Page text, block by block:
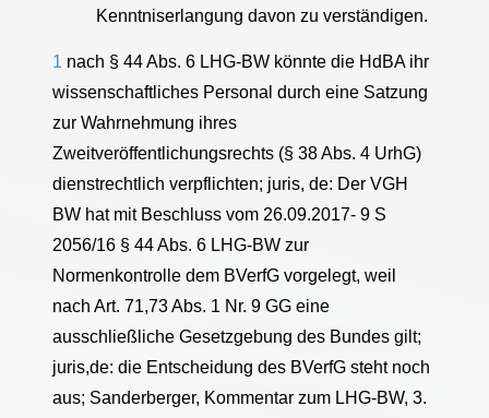
Kenntniserlangung davon zu verständigen.
1 nach § 44 Abs. 6 LHG-BW könnte die HdBA ihr
wissenschaftliches Personal durch eine Satzung
zur Wahrnehmung ihres
Zweitveröffentlichungsrechts (§ 38 Abs. 4 UrhG)
dienstrechtlich verpflichten; juris, de: Der VGH
BW hat mit Beschluss vom 26.09.2017- 9 S
2056/16 § 44 Abs. 6 LHG-BW zur
Normenkontrolle dem BVerfG vorgelegt, weil
nach Art. 71,73 Abs. 1 Nr. 9 GG eine
ausschließliche Gesetzgebung des Bundes gilt;
juris,de: die Entscheidung des BVerfG steht noch
aus; Sanderberger, Kommentar zum LHG-BW, 3.